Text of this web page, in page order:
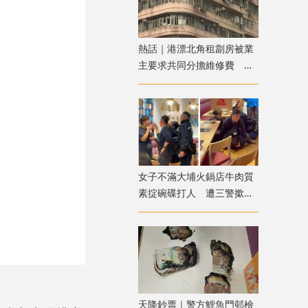
熱話｜港漂北角租劏房被業
主要求共同分擔維修費 網
友：待完約後即走
女子不滿大埔火鍋店牛肉質
素掟碗碟打人 遭三警撳地
噴椒制服
天降鈔票｜警方鯉魚門邨檢